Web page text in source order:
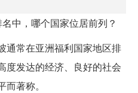
中，哪个国家位居前列？
通常在亚洲福利国家地区排
度发达的经济、良好的社会
著称。